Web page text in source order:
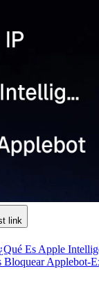
link
¿Qué Es Apple
Bloquear Applebot-